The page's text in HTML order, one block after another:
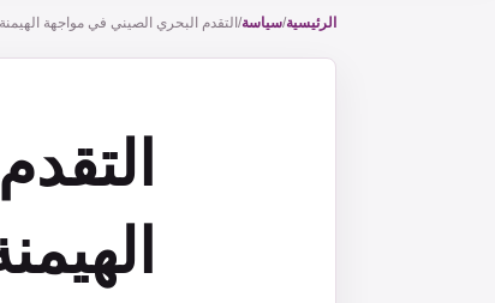
الرئيسية/سياسة/ التقدم البحري الصيني في مواجهة